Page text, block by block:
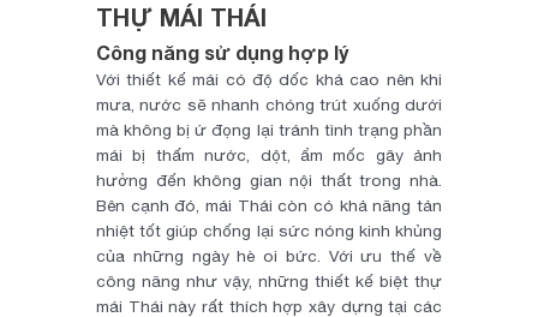
THỰ MÁI THÁI
Công năng sử dụng hợp lý
Với thiết kế mái có độ dốc khá cao nên khi
mưa, nước sẽ nhanh chóng trút xuống dưới
mà không bị ứ đọng lại tránh tình trạng phần
mái bị thấm nước, dột, ẩm mốc gây ảnh
hưởng đến không gian nội thất trong nhà.
Bên cạnh đó, mái Thái còn có khả năng tản
nhiệt tốt giúp chống lại sức nóng kinh khủng
của những ngày hè oi bức. Với ưu thế về
công năng như vậy, những thiết kế biệt thự
mái Thái này rất thích hợp xây dựng tại các